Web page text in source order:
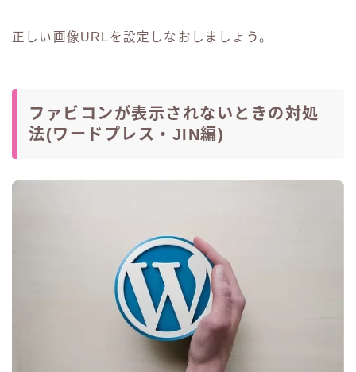
正しい画像URLを設定しなおしましょう。
ファビコンが表示されないときの対処
法(ワードプレス・JIN編)